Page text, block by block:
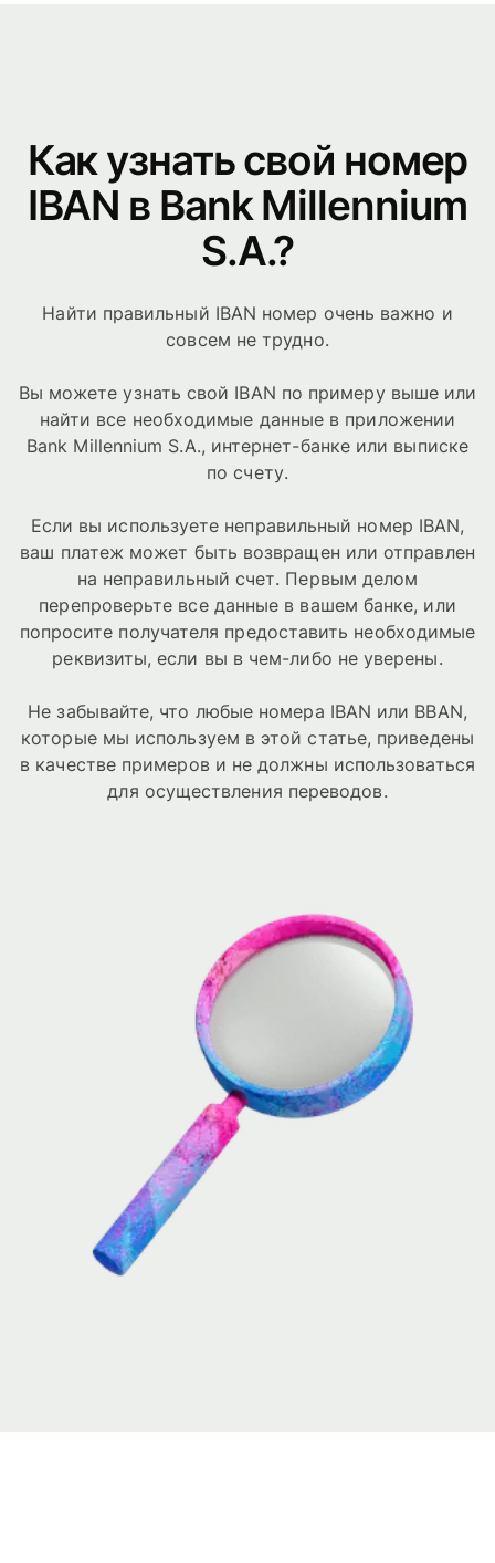
Как узнать свой номер
IBAN в Bank Millennium
S.A.?
Найти правильный IBAN номер очень важно и
совсем не трудно.
Вы можете узнать свой IBAN по примеру выше или
найти все необходимые данные в приложении
Bank Millennium S.A., интернет-банке или выписке
по счету.
Если вы используете неправильный номер IBAN,
ваш платеж может быть возвращен или отправлен
на неправильный счет. Первым делом
перепроверьте все данные в вашем банке, или
попросите получателя предоставить необходимые
реквизиты, если вы в чем-либо не уверены.
Не забывайте, что любые номера IBAN или BBAN,
которые мы используем в этой статье, приведены
в качестве примеров и не должны использоваться
для осуществления переводов.